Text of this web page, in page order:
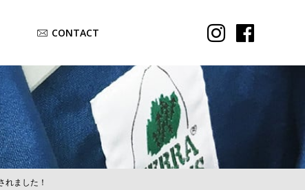
CONTACT
れました！